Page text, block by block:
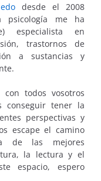
desde el 2008
psicología me ha
especialista en
trastornos de
a sustancias y
todos vosotros
conseguir tener la
perspectivas y
escape el camino
de las mejores
la lectura y el
espacio, espero